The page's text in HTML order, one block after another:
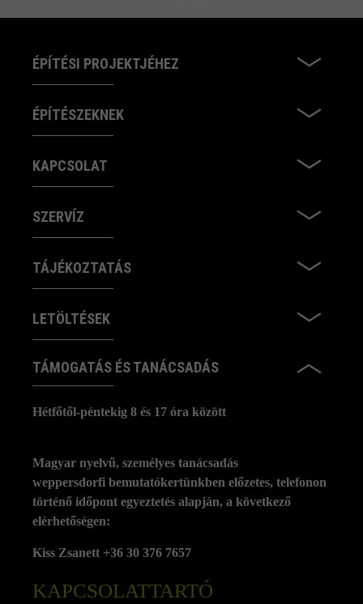
ÉPÍTÉSI PROJEKTJÉHEZ
ÉPÍTÉSZEKNEK
KAPCSOLAT
SZERVÍZ
TÁJÉKOZTATÁS
LETÖLTÉSEK
TÁMOGATÁS ÉS TANÁCSADÁS
Hétfőtől-péntekig 8 és 17 óra között
KAPCSOLATTARTÓ
Magyar nyelvű, személyes tanácsadás
weppersdorfi bemutatókertünkben előzetes, telefonon
történő időpont egyeztetés alapján, a következő
elérhetőségen:
Kiss Zsanett +36 30 376 7657